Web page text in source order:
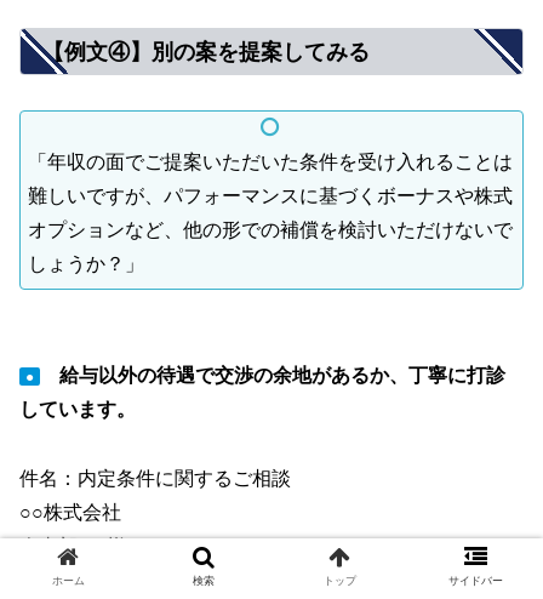
【例文④】別の案を提案してみる
「年収の面でご提案いただいた条件を受け入れることは
難しいですが、パフォーマンスに基づくボーナスや株式
オプションなど、他の形での補償を検討いただけないで
しょうか？」
●
給与以外の待遇で交渉の余地があるか、丁寧に打診
しています。
件名：内定条件に関するご相談
○○株式会社
人事部 ○○様
ホーム 検索 トップ サイドバー